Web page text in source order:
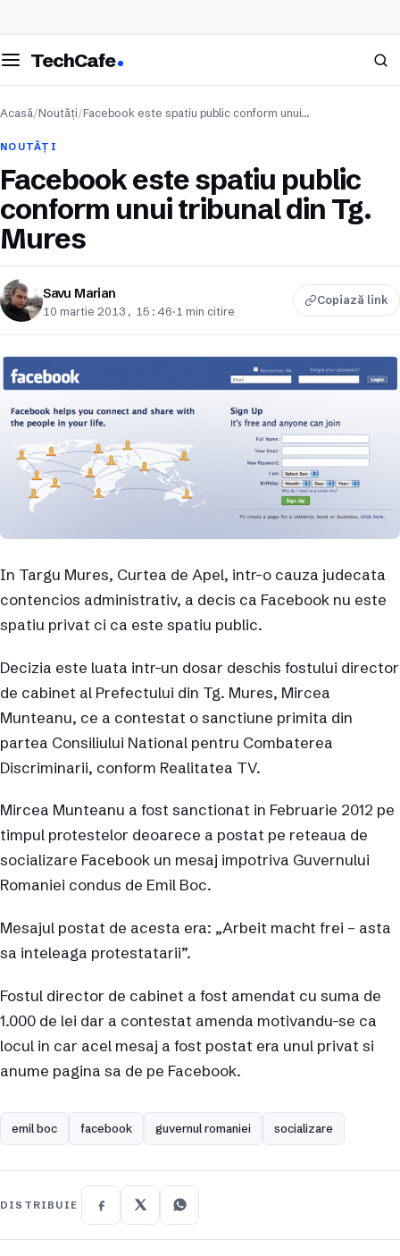
meniul
TechCafe Caută
Acasă/Noutăți/Facebook este spatiu public conform unui…
NOUTĂȚI
Facebook este spatiu public
conform unui tribunal din Tg.
Mures
Savu Marian
10 martie 2013, 15:46·1 min citire
Copiază link
In Targu Mures, Curtea de Apel, intr-o cauza judecata
contencios administrativ, a decis ca Facebook nu este
spatiu privat ci ca este spatiu public.
Decizia este luata intr-un dosar deschis fostului director
de cabinet al Prefectului din Tg. Mures, Mircea
Munteanu, ce a contestat o sanctiune primita din
partea Consiliului National pentru Combaterea
Discriminarii, conform Realitatea TV.
Mircea Munteanu a fost sanctionat in Februarie 2012 pe
timpul protestelor deoarece a postat pe reteaua de
socializare Facebook un mesaj impotriva Guvernului
Romaniei condus de Emil Boc.
Mesajul postat de acesta era: „Arbeit macht frei – asta
sa inteleaga protestatarii”.
Fostul director de cabinet a fost amendat cu suma de
1.000 de lei dar a contestat amenda motivandu-se ca
locul in car acel mesaj a fost postat era unul privat si
anume pagina sa de pe Facebook.
emil boc facebook guvernul romaniei socializare
DISTRIBUIE